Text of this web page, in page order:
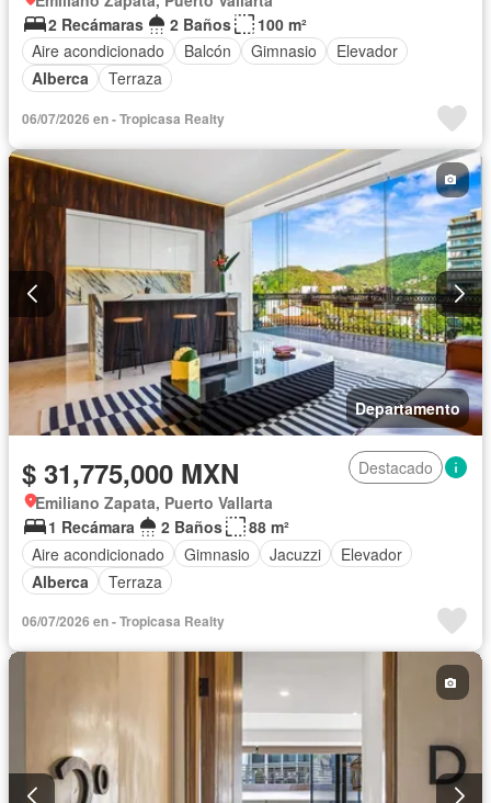
2 Recámaras
2 Baños
100 m²
Aire acondicionado
Balcón Gimnasio
Elevador
Alberca
Terraza
06/07/2026 en - Tropicasa Realty
Departamento
$ 31,775,000 MXN
Destacado
Emiliano Zapata, Puerto Vallarta
1 Recámara
2 Baños
88 m²
Aire acondicionado
Gimnasio Jacuzzi
Elevador
Alberca
Terraza
06/07/2026 en - Tropicasa Realty